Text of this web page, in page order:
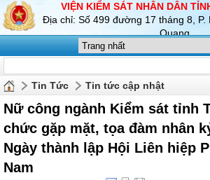
VIỆN KIỂM SÁT NHÂN DÂN
Địa chỉ: Số 499 đường 17 tháng 8, P.
Quang
Tin Tức Tin tức cập nhật
Nữ công ngành Kiểm sát tỉnh
chức gặp mặt, tọa đàm nhân
Ngày thành lập Hội Liên hiệp
Nam